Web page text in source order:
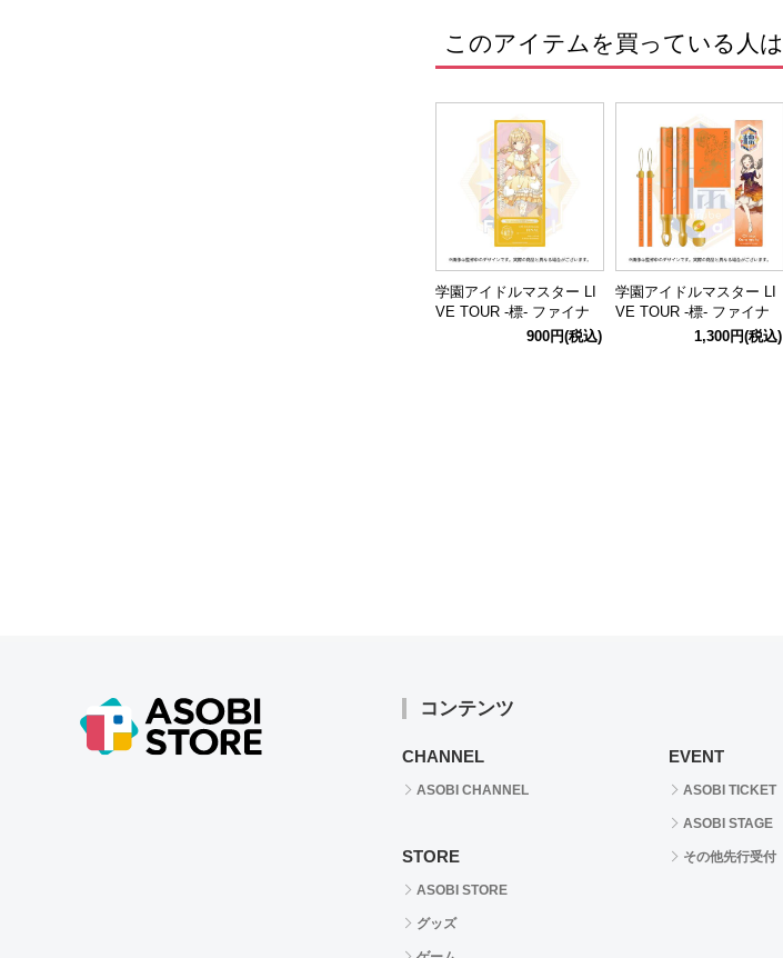
このアイテムを買っている人
学園アイドルマスター LI
VE TOUR -標- ファイナ
ル公演 公式ホログラムク
900円(税込)
学園アイドルマスター LI
VE TOUR -標- ファイナ
ル公演 公式コンサートラ
1,300円(税込)
コンテンツ
CHANNEL
ASOBI CHANNEL
STORE
ASOBI STORE
グッズ
EVENT
ASOBI TICKET
ASOBI STAGE
その他先行受付